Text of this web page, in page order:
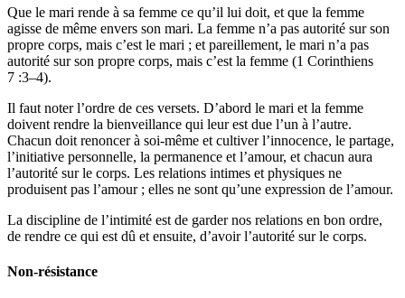
Que le mari rende à sa femme ce qu’il lui doit, et que la femme
agisse de même envers son mari. La femme n’a pas autorité sur son
propre corps, mais c’est le mari ; et pareillement, le mari n’a pas
autorité sur son propre corps, mais c’est la femme (1 Corinthiens
7 :3–4).
Il faut noter l’ordre de ces versets. D’abord le mari et la femme
doivent rendre la bienveillance qui leur est due l’un à l’autre.
Chacun doit renoncer à soi-même et cultiver l’innocence, le partage,
l’initiative personnelle, la permanence et l’amour, et chacun aura
l’autorité sur le corps. Les relations intimes et physiques ne
produisent pas l’amour ; elles ne sont qu’une expression de l’amour.
La discipline de l’intimité est de garder nos relations en bon ordre,
de rendre ce qui est dû et ensuite, d’avoir l’autorité sur le corps.
Non-résistance